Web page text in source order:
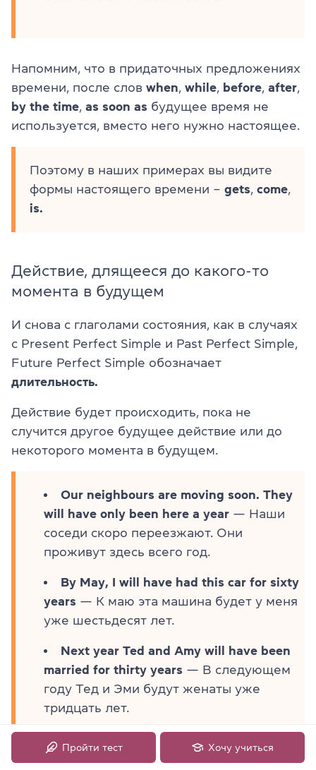
Напомним, что в придаточных предложениях
времени, после слов when while before after
by the time as soon as будущее время не
используется, вместо него нужно настоящее.
Поэтому в наших примерах вы видите
формы настоящего времени – gets come
is.
Действие, длящееся до какого-то
момента в будущем
И снова с глаголами состояния, как в случаях
с Present Perfect Simple и Past Perfect Simple,
Future Perfect Simple обозначает
длительность.
Действие будет происходить, пока не
случится другое будущее действие или до
некоторого момента в будущем.
Our neighbours are moving soon. They
will have only been here a year — Наши
соседи скоро переезжают. Они
проживут здесь всего год.
By May, I will have had this car for sixty
years — К маю эта машина будет у меня
уже шестьдесят лет.
Next year Ted and Amy will have been
married for thirty years — В следующем
году Тед и Эми будут женаты уже
тридцать лет.
Пройти тест Хочу учиться